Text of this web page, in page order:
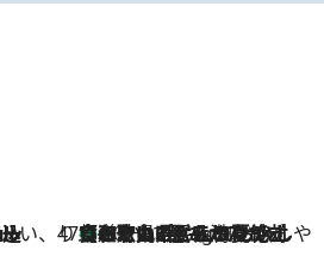
47都道府県の手みやげ ひんやりスイーツで夏を満喫
10 Hours Ago
【和歌山県】この夏絶対食べたい 冷やしておいしいおやつ3選 みかんがごろっと丸ごと入ったジュレ